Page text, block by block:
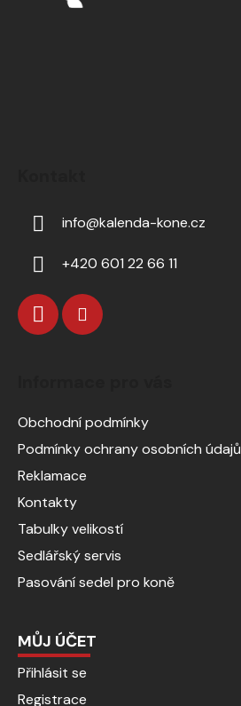
info@kalenda-kone.cz
+420 601 22 66 11
Obchodní podmínky
Podmínky ochrany osobních údajů
Reklamace
Kontakty
Tabulky velikostí
Sedlářský servis
Pasování sedel pro koně
MŮJ ÚČET
Přihlásit se
Registrace